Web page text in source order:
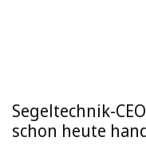
Segeltechnik-
schon heute